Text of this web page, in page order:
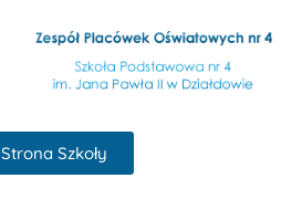
Strona Szkoły